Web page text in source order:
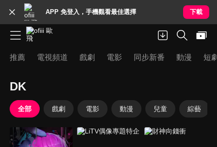
APP 免登入，手機觀看最佳選擇 下載
推薦 電視頻道 戲劇 電影 同步新番 動漫 短
DK
全部 戲劇 電影 動漫 兒童 綜藝